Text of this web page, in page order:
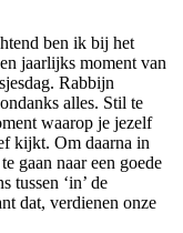
ben ik bij het
jaarlijks moment van
Rabbijn
alles. Stil te
waarop je jezelf
kijkt. Om daarna in
gaan naar een goede
tussen ‘in’ de
dat, verdienen onze